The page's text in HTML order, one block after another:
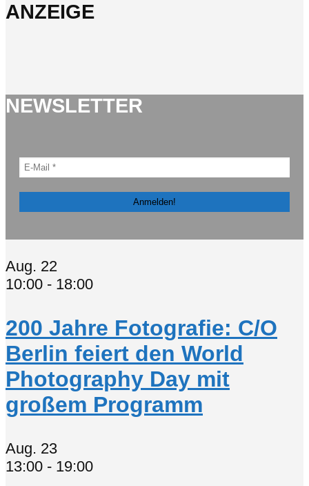
ANZEIGE
NEWSLETTER
Aug. 22
10:00 - 18:00
200 Jahre Fotografie: C/O
Berlin feiert den World
Photography Day mit
großem Programm
Aug. 23
13:00 - 19:00